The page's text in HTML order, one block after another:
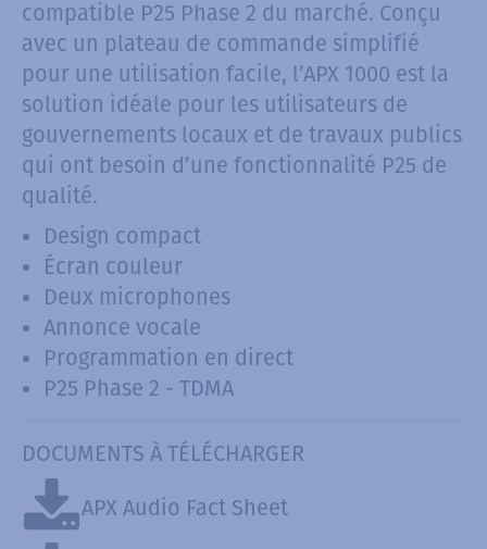
compatible P25 Phase 2 du marché. Conçu
avec un plateau de commande simplifié
pour une utilisation facile, l’APX 1000 est la
solution idéale pour les utilisateurs de
gouvernements locaux et de travaux publics
qui ont besoin d’une fonctionnalité P25 de
qualité.
Design compact
Écran couleur
Deux microphones
Annonce vocale
Programmation en direct
P25 Phase 2 - TDMA
DOCUMENTS À TÉLÉCHARGER
APX Audio Fact Sheet